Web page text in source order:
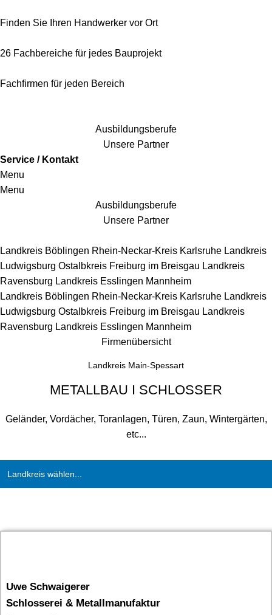
Finden Sie Ihren Handwerker vor Ort
26 Fachbereiche für jedes Bauprojekt
Fachfirmen für jeden Bereich
Ausbildungsberufe
Unsere Partner
Service / Kontakt
Menu
Menu
Ausbildungsberufe
Unsere Partner
Landkreis Böblingen Rhein-Neckar-Kreis Karlsruhe Landkreis
Ludwigsburg Ostalbkreis Freiburg im Breisgau Landkreis
Ravensburg Landkreis Esslingen Mannheim
Landkreis Böblingen Rhein-Neckar-Kreis Karlsruhe Landkreis
Ludwigsburg Ostalbkreis Freiburg im Breisgau Landkreis
Ravensburg Landkreis Esslingen Mannheim
Firmenübersicht
Landkreis Main-Spessart
METALLBAU I SCHLOSSER
Geländer, Vordächer, Toranlagen, Türen, Zaun, Wintergärten,
etc...
Landkreis wählen...
Uwe Schwaigerer
Schlosserei & Metallmanufaktur